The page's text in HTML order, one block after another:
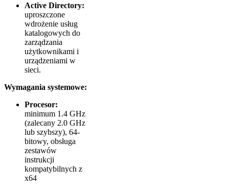
Active Directory:
uproszczone
wdrożenie usług
katalogowych do
zarządzania
użytkownikami i
urządzeniami w
sieci.
Wymagania systemowe:
Procesor:
minimum 1.4 GHz
(zalecany 2.0 GHz
lub szybszy), 64-
bitowy, obsługa
zestawów
instrukcji
kompatybilnych z
x64